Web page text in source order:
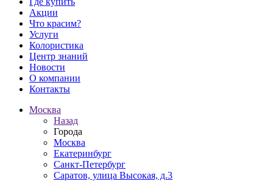
Акции
Что красим?
Услуги
Колористика
Центр знаний
Новости
О компании
Контакты
Москва
Назад
Города
Москва
Екатеринбург
Санкт-Петербург
Саратов, улица Высокая, д.3